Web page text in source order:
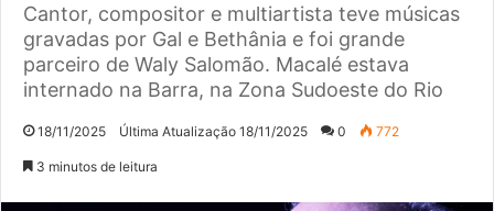
Cantor, compositor e multiartista teve músicas
gravadas por Gal e Bethânia e foi grande
parceiro de Waly Salomão. Macalé estava
internado na Barra, na Zona Sudoeste do Rio
18/11/2025 Última Atualização 18/11/2025 0 772
3 minutos de leitura